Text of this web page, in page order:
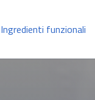
Ingredienti funzionali